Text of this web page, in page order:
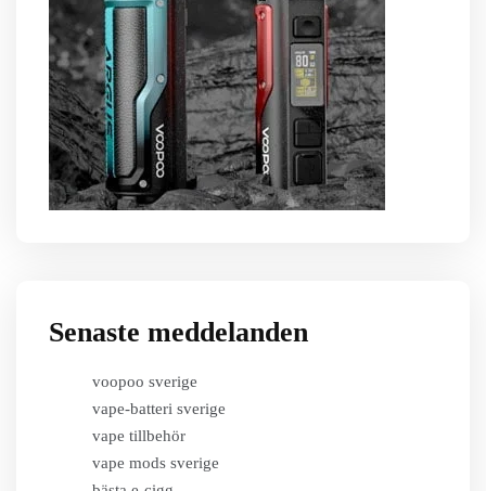
Senaste meddelanden
voopoo sverige
vape-batteri sverige
vape tillbehör
vape mods sverige